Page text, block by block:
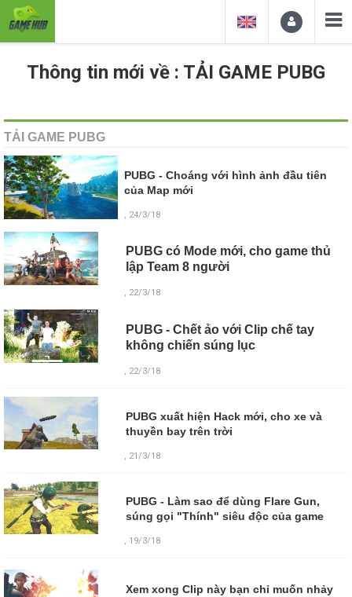
Thông tin mới về : TẢI GAME PUBG
TẢI GAME PUBG
PUBG - Choáng với hình ảnh đầu tiên
của Map mới
, 24/3/18
PUBG có Mode mới, cho game thủ
lập Team 8 người
, 22/3/18
PUBG - Chết ảo với Clip chế tay
không chiến súng lục
, 22/3/18
PUBG xuất hiện Hack mới, cho xe và
thuyền bay trên trời
, 21/3/18
PUBG - Làm sao để dùng Flare Gun,
súng gọi "Thính" siêu độc của game
, 19/3/18
Xem xong Clip này bạn chỉ muốn nhảy